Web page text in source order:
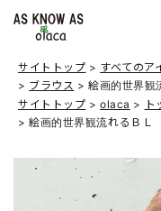
サイトトップ すべてのア
ブラウス
絵画的世界観
サイトトップ
olaca ト
絵画的世界観流れるＢＬ